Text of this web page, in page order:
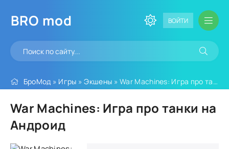
BRO mod ВОЙТИ
БроМод » Игры »Экшены » War Machines: Игра про танки
War Machines: Игра про танки на
Андроид